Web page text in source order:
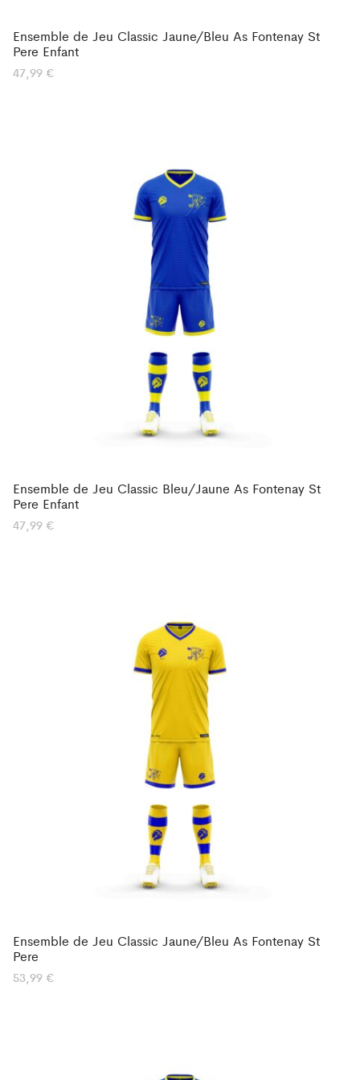
Ensemble de Jeu Classic Jaune/Bleu As Fontenay St
Pere Enfant
47,99 €
Ensemble de Jeu Classic Bleu/Jaune As Fontenay St
Pere Enfant
47,99 €
Ensemble de Jeu Classic Jaune/Bleu As Fontenay St
Pere
53,99 €